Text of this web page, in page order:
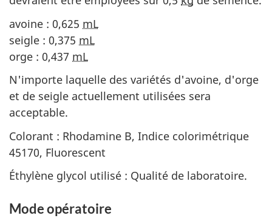
avoine : 0,625 mL
seigle : 0,375 mL
orge : 0,437 mL
N'importe laquelle des variétés d'avoine, d'orge
et de seigle actuellement utilisées sera
acceptable.
Colorant : Rhodamine B, Indice colorimétrique
45170, Fluorescent
Éthylène glycol utilisé : Qualité de laboratoire.
Mode opératoire